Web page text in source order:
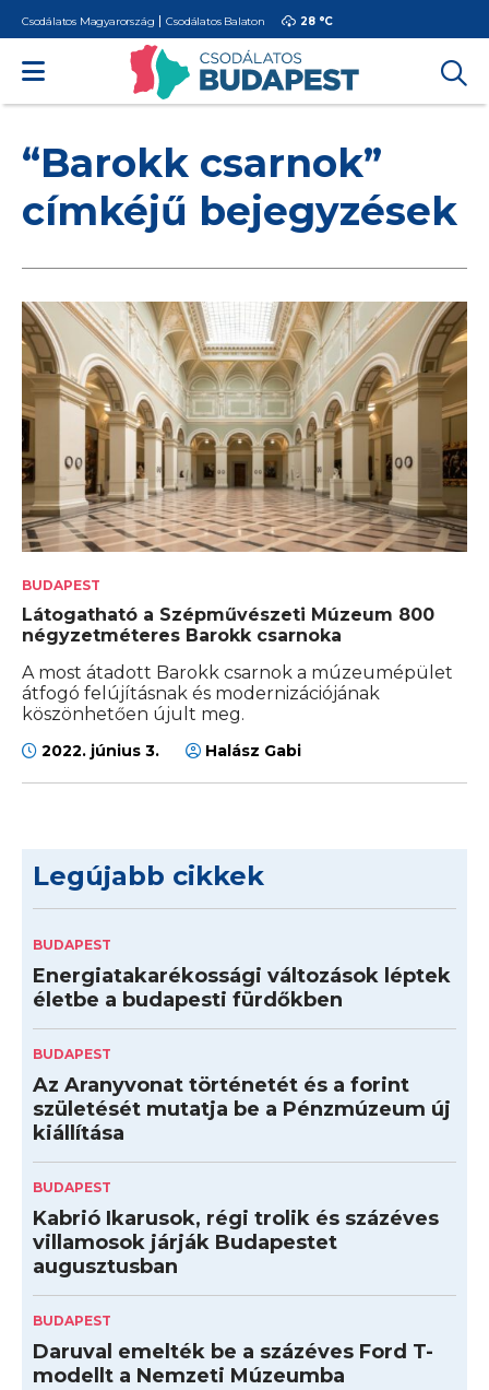
Csodálatos Magyarország Csodálatos Balaton 28 °C
“Barokk csarnok”
címkéjű bejegyzések
BUDAPEST
Látogatható a Szépművészeti Múzeum 800
négyzetméteres Barokk csarnoka
A most átadott Barokk csarnok a múzeumépület
átfogó felújításnak és modernizációjának
köszönhetően újult meg.
2022. június 3. Halász Gabi
Legújabb cikkek
BUDAPEST
Energiatakarékossági változások léptek
életbe a budapesti fürdőkben
BUDAPEST
Az Aranyvonat történetét és a forint
születését mutatja be a Pénzmúzeum új
kiállítása
BUDAPEST
Kabrió Ikarusok, régi trolik és százéves
villamosok járják Budapestet
augusztusban
BUDAPEST
Daruval emelték be a százéves Ford T-
modellt a Nemzeti Múzeumba